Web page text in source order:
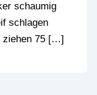
schaumig
schlagen
ziehen 75 […]